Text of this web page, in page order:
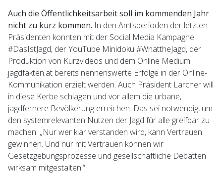
Auch die Öffentlichkeitsarbeit soll im kommenden Jahr
nicht zu kurz kommen. In den Amtsperioden der letzten
Präsidenten konnten mit der Social Media Kampagne
#DasIstJagd, der YouTube Minidoku #WhattheJagd, der
Produktion von Kurzvideos und dem Online Medium
jagdfakten.at bereits nennenswerte Erfolge in der Online-
Kommunikation erzielt werden. Auch Präsident Larcher will
in diese Kerbe schlagen und vor allem die urbane,
jagdfernere Bevölkerung erreichen. Das sei notwendig, um
den systemrelevanten Nutzen der Jagd für alle greifbar zu
machen: „Nur wer klar verstanden wird, kann Vertrauen
gewinnen. Und nur mit Vertrauen können wir
Gesetzgebungsprozesse und gesellschaftliche Debatten
wirksam mitgestalten.“